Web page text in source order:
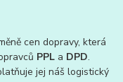
cen dopravy, která
PPL a DPD.
jej náš logistický